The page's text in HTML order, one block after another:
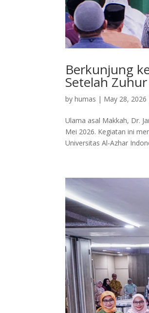
Berkunjung
Setelah
byhumas | May 28, 2026
Ulama asal Makkah, Dr.
Mei 2026. Kegiatan ini
Universitas Al-Azhar